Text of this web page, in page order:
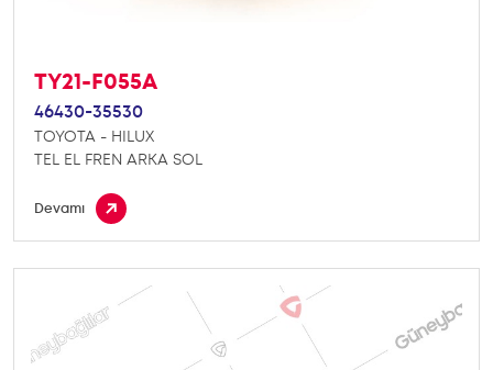
TY21-F055A
46430-35530
TOYOTA - HILUX
TEL EL FREN ARKA SOL
Devamı